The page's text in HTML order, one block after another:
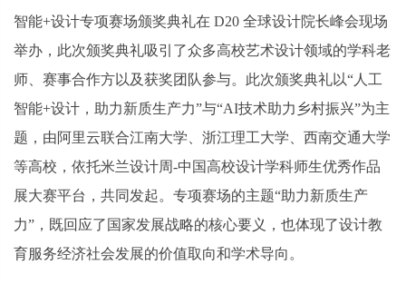
智能+设计专项赛场颁奖典礼在 D20 全球设计院长峰会现场
举办，此次颁奖典礼吸引了众多高校艺术设计领域的学科老
师、赛事合作方以及获奖团队参与。此次颁奖典礼以“人工
智能+设计，助力新质生产力”与“AI技术助力乡村振兴”为主
题，由阿里云联合江南大学、浙江理工大学、西南交通大学
等高校，依托米兰设计周-中国高校设计学科师生优秀作品
展大赛平台，共同发起。专项赛场的主题“助力新质生产
力”，既回应了国家发展战略的核心要义，也体现了设计教
育服务经济社会发展的价值取向和学术导向。